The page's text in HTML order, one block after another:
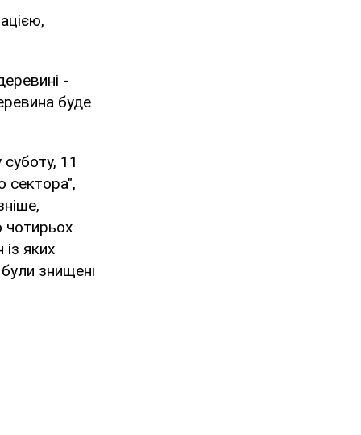
-
буде
11
сектора",
чотирьох
яких
знищені